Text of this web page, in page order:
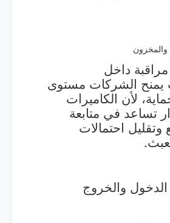
والمخزون
داخل
يمنح الشركات مستوى
لأن الكاميرات
تساعد في متابعة
وتقليل احتمالات
الدخول والخروج